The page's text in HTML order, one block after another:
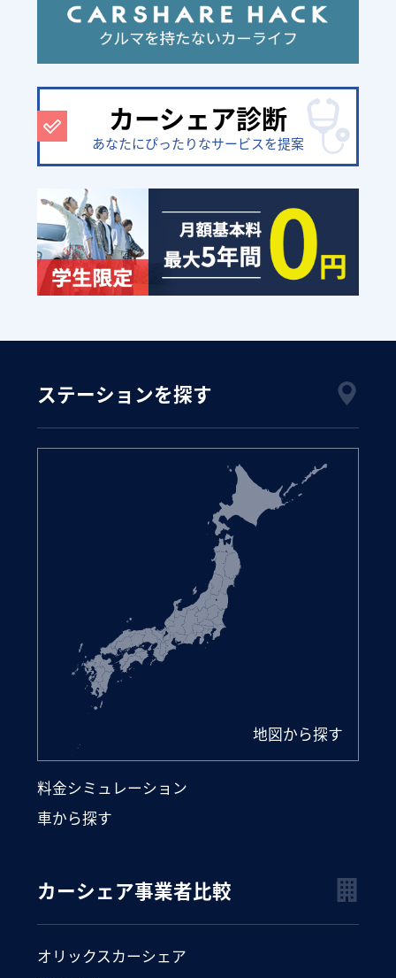
カーシェア診断
あなたにぴったりなサービスを提案
ステーションを探す
地図から探す
料金シミュレーション
車から探す
カーシェア事業者比較
オリックスカーシェア